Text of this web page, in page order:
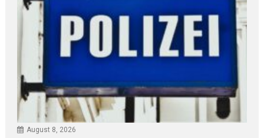
August 8, 2026